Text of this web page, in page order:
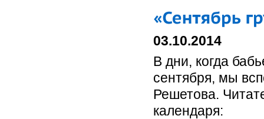
03.10.2014
В дни, когда
сентября, мы
Решетова.
календаря: